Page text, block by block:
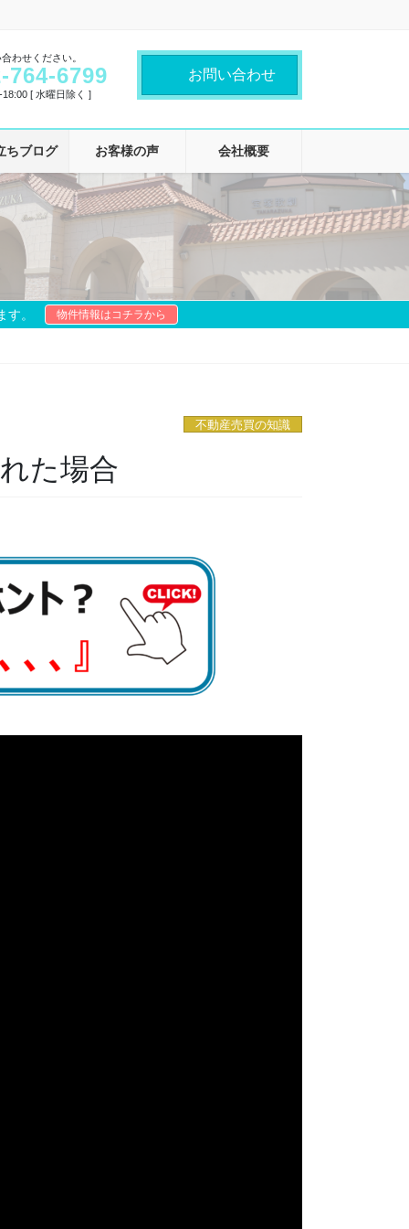
わせください。
764-6799
[ 水曜日除く ]
お問い合わせ
ちブログ お客様の声 会社概要
。 物件情報はコチラから
不動産売買の知識
た場合